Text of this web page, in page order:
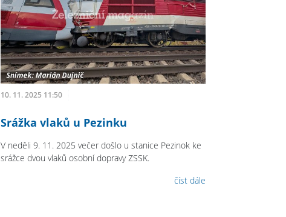
10. 11. 2025 11:50
Srážka vlaků u Pezinku
V neděli 9. 11. 2025 večer došlo u stanice Pezinok ke
srážce dvou vlaků osobní dopravy ZSSK.
číst dále